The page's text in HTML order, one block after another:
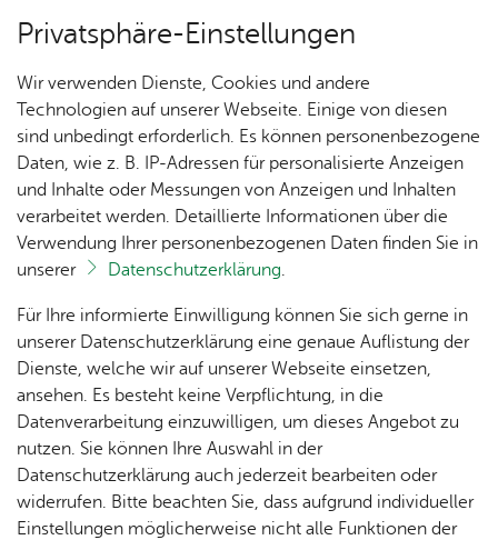
Un­se­re Ort­schaft
Ak­tu­
1250
Jahre
Ai­lin­
gen
Zah­
len,
Daten
& Fak­
ten
Ai­lin­
ger
Fe­ri­
Orts­
vor­
& Ort­
schaft
s­rat
Ver­
eins­le­
Ak­ti­on
mein­
sinn
Ai­lin­
gen
Öf­
fent­li­
Bil­der
Orts­
plan
Aus­bil­
dung
& of­fe­
Start­sei­te
Vor­le­sen
Kon­takt­for­mu­lar
Haben Sie Fragen, Ideen oder Anregungen an die
Ortsverwaltung Ailingen? Bitte nutzen Sie das
Kontaktformular.
Kon­takt­for­mu­lar
Bitte be­ach­ten Sie, dass die mit * ge­kenn­zeich­ne­ten Fel­der Pflicht­
Privatsphäre-Einstellungen
Wir verwenden Dienste, Cookies und andere
Technologien auf unserer Webseite. Einige von diesen
sind unbedingt erforderlich. Es können personenbezogene
Daten, wie z. B. IP-Adressen für personalisierte Anzeigen
und Inhalte oder Messungen von Anzeigen und Inhalten
verarbeitet werden. Detaillierte Informationen über die
Verwendung Ihrer personenbezogenen Daten finden Sie in
unserer
Datenschutzerklärung.
Für Ihre informierte Einwilligung können Sie sich gerne in
unserer Datenschutzerklärung eine genaue Auflistung der
Dienste, welche wir auf unserer Webseite einsetzen,
ansehen. Es besteht keine Verpflichtung, in die
Datenverarbeitung einzuwilligen, um dieses Angebot zu
nutzen. Sie können Ihre Auswahl in der
Datenschutzerklärung auch jederzeit bearbeiten oder
widerrufen. Bitte beachten Sie, dass aufgrund individueller
Einstellungen möglicherweise nicht alle Funktionen der